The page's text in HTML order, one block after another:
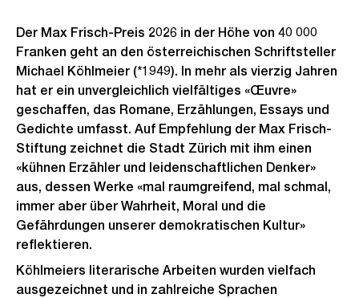
Der Max Frisch-Preis 2026 in der Höhe von 40 000
Franken geht an den österreichischen Schriftsteller
Michael Köhlmeier (*1949). In mehr als vierzig Jahren
hat er ein unvergleichlich vielfältiges «Œuvre»
geschaffen, das Romane, Erzählungen, Essays und
Gedichte umfasst. Auf Empfehlung der Max Frisch-
Stiftung zeichnet die Stadt Zürich mit ihm einen
«kühnen Erzähler und leidenschaftlichen Denker»
aus, dessen Werke «mal raumgreifend, mal schmal,
immer aber über Wahrheit, Moral und die
Gefährdungen unserer demokratischen Kultur»
reflektieren.
Köhlmeiers literarische Arbeiten wurden vielfach
ausgezeichnet und in zahlreiche Sprachen